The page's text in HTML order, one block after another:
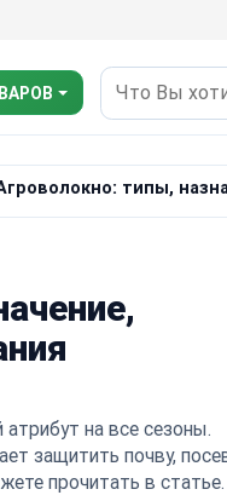
типы,
на все сезоны.
защитить почву,
прочитать в статье.